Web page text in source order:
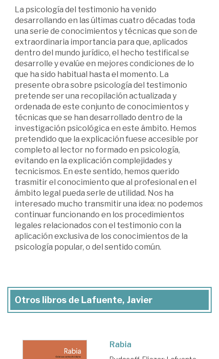
La psicología del testimonio ha venido
desarrollando en las últimas cuatro décadas toda
una serie de conocimientos y técnicas que son de
extraordinaria importancia para que, aplicados
dentro del mundo jurídico, el hecho testifical se
desarrolle y evalúe en mejores condiciones de lo
que ha sido habitual hasta el momento. La
presente obra sobre psicología del testimonio
pretende ser una recopilación actualizada y
ordenada de este conjunto de conocimientos y
técnicas que se han desarrollado dentro de la
investigación psicológica en este ámbito. Hemos
pretendido que la explicación fuese accesible por
completo al lector no formado en psicología,
evitando en la explicación complejidades y
tecnicismos. En este sentido, hemos querido
trasmitir el conocimiento que al profesional en el
ámbito legal pueda serle de utilidad. Nos ha
interesado mucho transmitir una idea: no podemos
continuar funcionando en los procedimientos
legales relacionados con el testimonio con la
aplicación exclusiva de los conocimientos de la
psicología popular, o del sentido común.
Otros libros de Lafuente, Javier
Rabia